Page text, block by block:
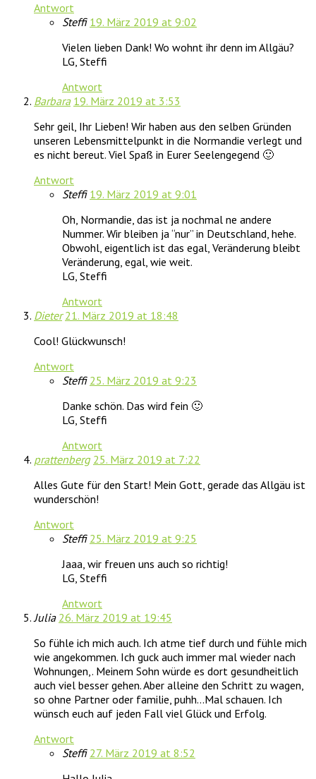
Antwort
Steffi 19. März 2019 at 9:02
Vielen lieben Dank! Wo wohnt ihr denn im Allgäu?
LG, Steffi
Antwort
Barbara 19. März 2019 at 3:53
Sehr geil, Ihr Lieben! Wir haben aus den selben Gründen
unseren Lebensmittelpunkt in die Normandie verlegt und
es nicht bereut. Viel Spaß in Eurer Seelengegend 🙂
Antwort
Steffi 19. März 2019 at 9:01
Oh, Normandie, das ist ja nochmal ne andere
Nummer. Wir bleiben ja “nur” in Deutschland, hehe.
Obwohl, eigentlich ist das egal, Veränderung bleibt
Veränderung, egal, wie weit.
LG, Steffi
Antwort
Dieter 21. März 2019 at 18:48
Cool! Glückwunsch!
Antwort
Steffi 25. März 2019 at 9:23
Danke schön. Das wird fein 🙂
LG, Steffi
Antwort
prattenberg 25. März 2019 at 7:22
Alles Gute für den Start! Mein Gott, gerade das Allgäu ist
wunderschön!
Antwort
Steffi 25. März 2019 at 9:25
Jaaa, wir freuen uns auch so richtig!
LG, Steffi
Antwort
Julia 26. März 2019 at 19:45
So fühle ich mich auch. Ich atme tief durch und fühle mich
wie angekommen. Ich guck auch immer mal wieder nach
Wohnungen,. Meinem Sohn würde es dort gesundheitlich
auch viel besser gehen. Aber alleine den Schritt zu wagen,
so ohne Partner oder familie, puhh…Mal schauen. Ich
wünsch euch auf jeden Fall viel Glück und Erfolg.
Antwort
Steffi 27. März 2019 at 8:52